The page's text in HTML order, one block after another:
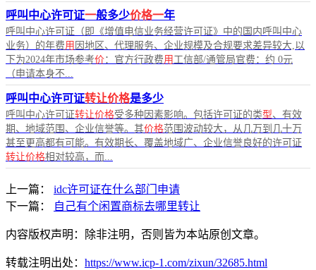
呼叫中心许可证一般多少价格一年
呼叫中心许可证（即《增值电信业务经营许可证》中的国内呼叫中心
业务）的年费用 因地区、代理服务、企业规模及合规要求差异较大,以
下为2024年市场参考价：官方行政费用 工信部/通管局官费：约 0元
（申请本身不...
呼叫中心许可证转让价格是多少
呼叫中心许可证转让价格受多种因素影响。包括许可证的类型、有效
期、地域范围、企业信誉等。其价格范围波动较大，从几万到几十万
甚至更高都有可能。有效期长、覆盖地域广、企业信誉良好的许可证
转让价格相对较高，而...
上一篇：
idc许可证在什么部门申请
下一篇：
自己有个闲置商标去哪里转让
内容版权声明：除非注明，否则皆为本站原创文章。
转载注明出处： https://www.icp-1.com/zixun/32685.html